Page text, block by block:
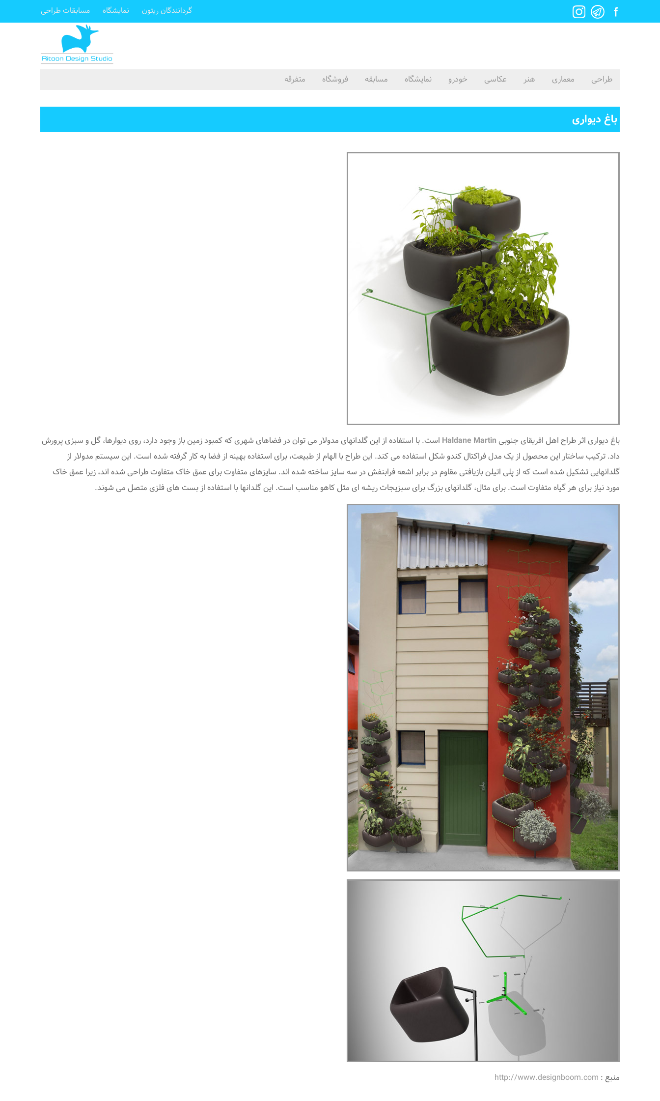
گردانندگان ریتون نمایشگاه مسابقات طراحی
طراحی معماری هنر عکاسی خودرو نمایشگاه مسابقه فروشگاه متفرقه
باغ دیواری
باغ دیواری اثر طراح اهل افریقای جنوبی Haldane Martin است. با استفاده از این گلدانهای مدولار می توان در فضاهای شهری که کمبود زمین باز وجود دارد، روی دیوارها، گل و سبزی پرورش
داد. ترکیب ساختار این محصول از یک مدل فراکتال کندو شکل استفاده می کند. این طراح با الهام از طبیعت، برای استفاده بهینه از فضا به کار گرفته شده است. این سیستم مدولار از
گلدانهایی تشکیل شده است که از پلی اتیلن بازیافتی مقاوم در برابر اشعه فرابنفش در سه سایز ساخته شده اند. سایزهای متفاوت برای عمق خاک متفاوت طراحی شده اند، زیرا عمق خاک
مورد نیاز برای هر گیاه متفاوت است. برای مثال، گلدانهای بزرگ برای سبزیجات ریشه ای مثل کاهو مناسب است. این گلدانها با استفاده از بست های فلزی متصل می شوند.
منبع : http://www.designboom.com